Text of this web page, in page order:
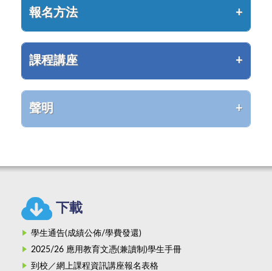
報名方法
課程講座
聲明
下載
學生通告(成績公佈/學費發還)
2025/26 應用教育文憑(兼讀制)學生手冊
到校／網上課程資訊講座報名表格